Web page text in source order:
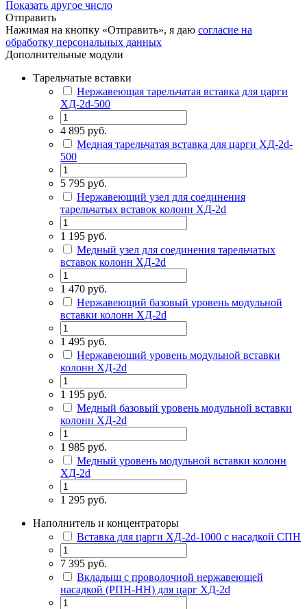
Показать другое число
Отправить
Нажимая на кнопку «Отправить», я даю согласие на
обработку персональных данных
Дополнительные модули
Тарельчатые вставки
Нержавеющая тарельчатая вставка для царги
ХД-2d-500
4 895 руб.
Медная тарельчатая вставка для царги ХД-2d-
500
5 795 руб.
Нержавеющий узел для соединения
тарельчатых вставок колонн ХД-2d
1 195 руб.
Медный узел для соединения тарельчатых
вставок колонн ХД-2d
1 470 руб.
Нержавеющий базовый уровень модульной
вставки колонн ХД-2d
1 495 руб.
Нержавеющий уровень модульной вставки
колонн ХД-2d
1 195 руб.
Медный базовый уровень модульной вставки
колонн ХД-2d
1 985 руб.
Медный уровень модульной вставки колонн
ХД-2d
1 295 руб.
Наполнитель и концентраторы
Вставка для царги ХД-2d-1000 с насадкой СПН
7 395 руб.
Вкладыш с проволочной нержавеющей
насадкой (РПН-НН) для царг ХД-2d